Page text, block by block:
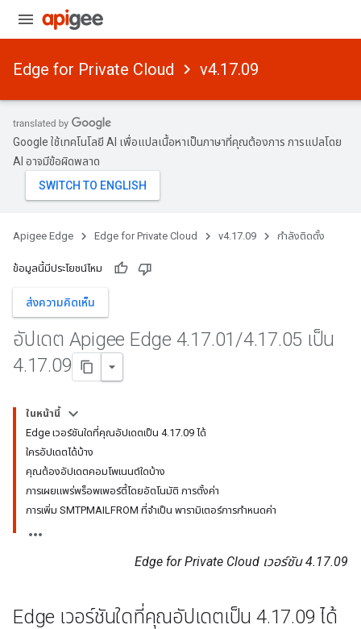
Edge for Private Cloud v4.17.09
Google ใช้เทคโนโลยี AI เพื่อแปลเนื้อหาเป็นภาษาที่คุณต้องการ การแปลโดย
AI อาจมีข้อผิดพลาด
Apigee Edge Edge for Private Cloud v4.17.09 กำลังติดตั้ง
ข้อมูลนี้มีประโยชน์ไหม
ส่งความคิดเห็น
อัปเดต Apigee Edge 4.17.01 /4.17.05 เป็น
4.17.09
ในหน้านี้
Edge เวอร์ชันใดที่คุณอัปเดตเป็น 4.17.09 ได้
ใครอัปเดตได้บ้าง
คุณต้องอัปเดตคอมโพเนนต์ใดบ้าง
การเผยแพร่พร็อพเพอร์ตี้โดยอัตโนมัติ การตั้งค่า
การเพิ่ม SMTPMAILFROM ที่จำเป็น พารามิเตอร์การกำหนดค่า
Edge for Private Cloud เวอร์ชัน 4.17.09
Edge เวอร์ชันใดที่คุณอัปเดตเป็น 4.17.09 ได้